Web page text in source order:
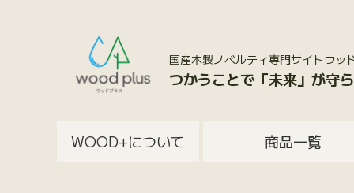
国産木製ノベルティ専門サイトウッ
つかうことで「未来」が守
WOOD+について 商品一覧